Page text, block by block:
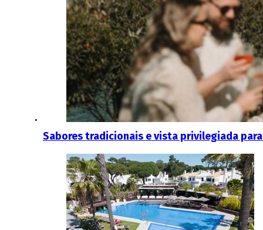
Sabores tradicionais e vista privilegiada